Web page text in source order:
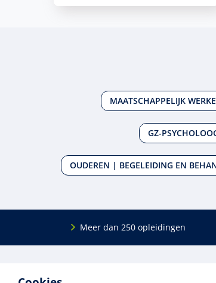
MAATSCHAPPELIJK
GZ-
OUDEREN | BEGELEIDING EN
Meer dan 250 opleidingen